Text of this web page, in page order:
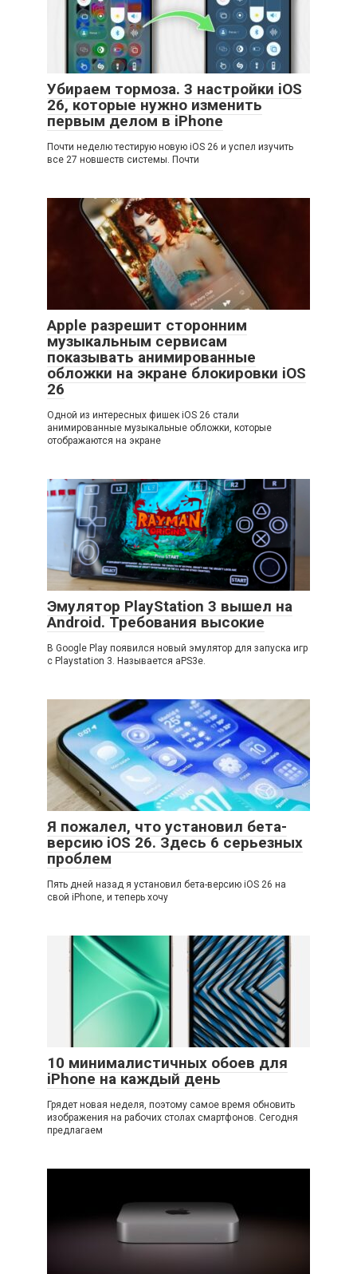
Убираем тормоза. 3 настройки iOS
26, которые нужно изменить
первым делом в iPhone
Почти неделю тестирую новую iOS 26 и успел изучить
все 27 новшеств системы. Почти
Apple разрешит сторонним
музыкальным сервисам
показывать анимированные
обложки на экране блокировки iOS
26
Одной из интересных фишек iOS 26 стали
анимированные музыкальные обложки, которые
отображаются на экране
Эмулятор PlayStation 3 вышел на
Android. Требования высокие
В Google Play появился новый эмулятор для запуска игр
с Playstation 3. Называется aPS3e.
Я пожалел, что установил бета-
версию iOS 26. Здесь 6 серьезных
проблем
Пять дней назад я установил бета-версию iOS 26 на
свой iPhone, и теперь хочу
10 минималистичных обоев для
iPhone на каждый день
Грядет новая неделя, поэтому самое время обновить
изображения на рабочих столах смартфонов. Сегодня
предлагаем